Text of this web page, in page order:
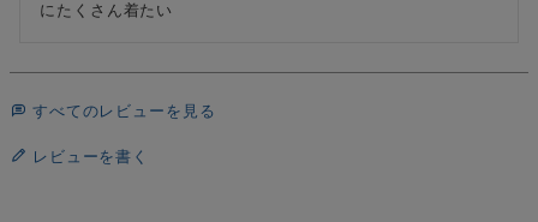
にたくさん着たい
すべてのレビューを見る
レビューを書く